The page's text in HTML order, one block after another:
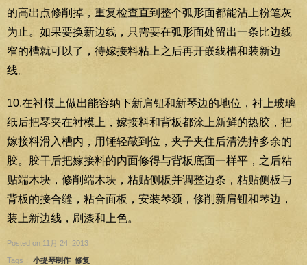
的高出点修削掉，重复检查直到整个弧形面都能沾上粉笔灰
为止。如果要换新边线，只需要在弧形面处留出一条比边线
窄的槽就可以了，待嫁接料粘上之后再开嵌线槽和装新边
线。
10.在衬模上做出能容纳下新肩钮和新琴边的地位，衬上玻璃
纸后把琴夹在衬模上，嫁接料和背板都涂上新鲜的热胶，把
嫁接料滑入槽内，用锤轻敲到位，夹子夹住后清洗掉多余的
胶。胶干后把嫁接料的内面修得与背板底面一样平，之后粘
贴端木块，修削端木块，粘贴侧板并调整边条，粘贴侧板与
背板的接合缝，粘合面板，安装琴颈，修削新肩钮和琴边，
装上新边线，刷漆和上色。
Posted on 11月 24, 2013
Tags： 小提琴制作_修复